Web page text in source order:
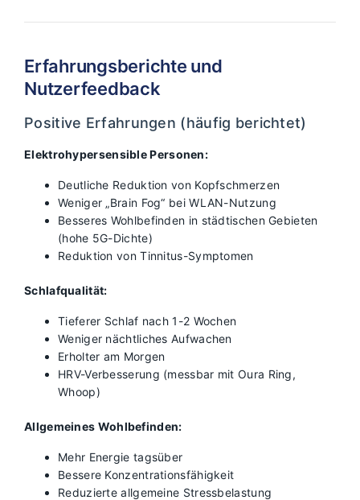
Erfahrungsberichte und
Nutzerfeedback
Positive Erfahrungen (häufig berichtet)
Elektrohypersensible Personen:
Deutliche Reduktion von Kopfschmerzen
Weniger „Brain Fog“ bei WLAN-Nutzung
Besseres Wohlbefinden in städtischen Gebieten
(hohe 5G-Dichte)
Reduktion von Tinnitus-Symptomen
Schlafqualität:
Tieferer Schlaf nach 1-2 Wochen
Weniger nächtliches Aufwachen
Erholter am Morgen
HRV-Verbesserung (messbar mit Oura Ring,
Whoop)
Allgemeines Wohlbefinden:
Mehr Energie tagsüber
Bessere Konzentrationsfähigkeit
Reduzierte allgemeine Stressbelastung